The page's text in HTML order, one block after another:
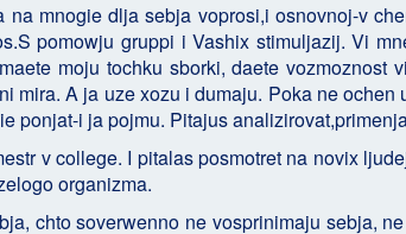
na mnogie dlja sebja voprosi,i osnovnoj-v
pomowju gruppi i Vashix stimuljazij. Vi
moju tochku sborki, daete
mira. A ja uze xozu i dumaju. Poka ne
ponjat-i ja pojmu. Pitajus
v college. I pitalas posmotret na novix
organizma.
chto soverwenno ne vosprinimaju sebja,